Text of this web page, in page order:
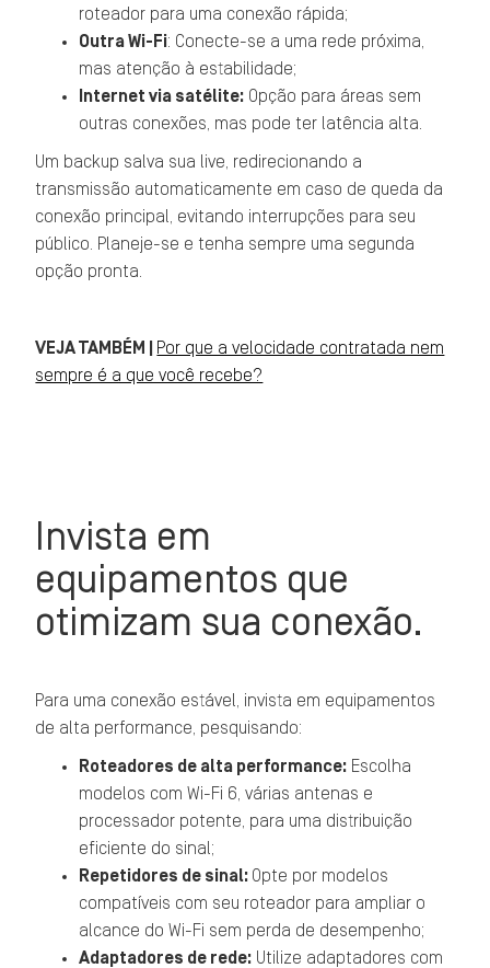
roteador para uma conexão rápida;
Outra Wi-Fi: Conecte-se a uma rede próxima,
mas atenção à estabilidade;
Internet via satélite: Opção para áreas sem
outras conexões, mas pode ter latência alta.
Um backup salva sua live, redirecionando a
transmissão automaticamente em caso de queda da
conexão principal, evitando interrupções para seu
público. Planeje-se e tenha sempre uma segunda
opção pronta.
VEJA TAMBÉM | Por que a velocidade contratada nem
sempre é a que você recebe?
Invista em
equipamentos que
otimizam sua conexão.
Para uma conexão estável, invista em equipamentos
de alta performance, pesquisando:
Roteadores de alta performance: Escolha
modelos com Wi-Fi 6, várias antenas e
processador potente, para uma distribuição
eficiente do sinal;
Repetidores de sinal: Opte por modelos
compatíveis com seu roteador para ampliar o
alcance do Wi-Fi sem perda de desempenho;
Adaptadores de rede: Utilize adaptadores com